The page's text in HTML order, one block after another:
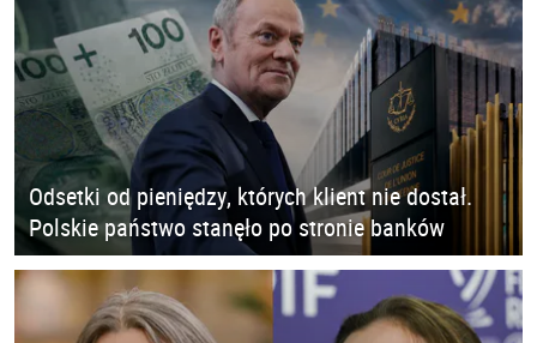
Odsetki od pieniędzy, których klient nie dostał.
Polskie państwo stanęło po stronie banków